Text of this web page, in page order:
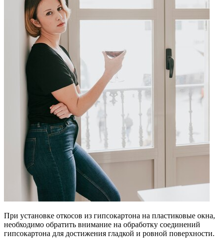
При установке откосов из гипсокартона на пластиковые окна,
необходимо обратить внимание на обработку соединений
гипсокартона для достижения гладкой и ровной поверхности.